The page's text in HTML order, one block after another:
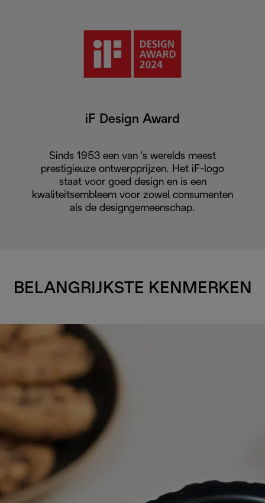
iF Design Award
Sinds 1953 een van 's werelds meest
prestigieuze ontwerpprijzen. Het iF-logo
staat voor goed design en is een
kwaliteitsembleem voor zowel consumenten
als de designgemeenschap.
BELANGRIJKSTE KENMERKEN